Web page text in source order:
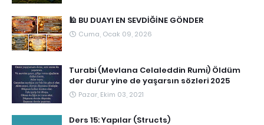
🕌 BU DUAYI EN SEVDİĞİNE GÖNDER
Cuma, Ocak 09, 2026
Turabi (Mevlana Celaleddin Rumi) Öldüm
der durur yine de yaşarsın sözleri 2025
Pazar, Ekim 03, 2021
Ders 15: Yapılar (Structs)